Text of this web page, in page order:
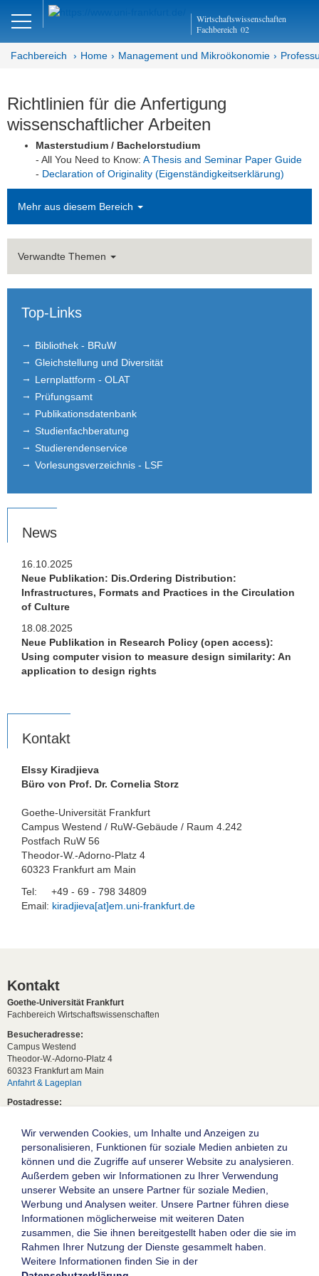
Wirtschaftswissenschaften
Fachbereich 02
DE Close
Management und
Mikroökonomie
Abteilung MM
Professur für Innovation und
Aktuelles
Team
Lehrveranstaltungen
Bachelor- und Masterarbeiten
Informationen zu Datenbanken
Informationen zu wissenschaftlichen
Fachzeitschriften
Richtlinien für die Anfertigung
wissenschaftlicher Arbeiten
FAQ Bachelorarbeiten
Abgeschlossene Bachelorarbeiten
Abgeschlossene Masterarbeiten
Abgeschlossene Diplomarbeiten
Empfehlungsschreiben
Studentenberichte und Networking
Links
Stellenangebote
Fachbereich Home Management und Mikroökonomie
Richtlinien für die Anfertigung
wissenschaftlicher Arbeiten
Masterstudium / Bachelorstudium
- All You Need to Know: A Thesis and Seminar Paper Guide
- Declaration of Originality (Eigenständigkeitserklärung)
Mehr aus diesem Bereich
Verwandte Themen
Top-Links
Bibliothek - BRuW
Gleichstellung und Diversität
Lernplattform - OLAT
Prüfungsamt
Publikationsdatenbank
Studienfachberatung
Studierendenservice
Vorlesungsverzeichnis - LSF
News
16.10.2025
Neue Publikation: Dis.Ordering Distribution:
Infrastructures, Formats and Practices in the Circulation
of Culture
18.08.2025
Neue Publikation in Research Policy (open access):
Using computer vision to measure design similarity: An
application to design rights
Kontakt
Elssy Kiradjieva
Büro von Prof. Dr. Cornelia Storz
Goethe-Universität Frankfurt
Campus Westend / RuW-Gebäude / Raum 4.242
Postfach RuW 56
Theodor-W.-Adorno-Platz 4
60323 Frankfurt am Main
Tel: +49 - 69 - 798 34809
Email: kiradjieva[at]em.uni-frankfurt.de
Kontakt
Goethe-Universität Frankfurt
Fachbereich Wirtschaftswissenschaften
Besucheradresse:
Campus Westend
Theodor-W.-Adorno-Platz 4
60323 Frankfurt am Main
Anfahrt & Lageplan
Postadresse:
Studentische Anfragen:
studium[at]wiwi.uni-frankfurt[dot]de
Allgemeine Anfragen:
dekanat02[at]wiwi.uni-frankfurt[dot]de
Die Goethe-Universität Frankfurt am Main
Impressum
Wir verwenden Cookies, um Inhalte und Anzeigen zu
personalisieren, Funktionen für soziale Medien anbieten zu
können und die Zugriffe auf unserer Website zu analysieren.
Außerdem geben wir Informationen zu Ihrer Verwendung
unserer Website an unsere Partner für soziale Medien,
Werbung und Analysen weiter. Unsere Partner führen diese
Informationen möglicherweise mit weiteren Daten
zusammen, die Sie ihnen bereitgestellt haben oder die sie im
Rahmen Ihrer Nutzung der Dienste gesammelt haben.
Weitere Informationen finden Sie in der